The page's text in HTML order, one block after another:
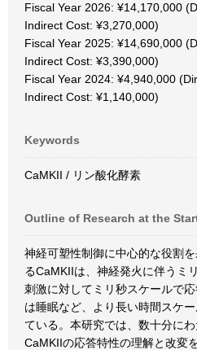
Fiscal Year 2026: ¥14,170,000
Indirect Cost: ¥3,270,000)
Fiscal Year 2025: ¥14,690,000
Indirect Cost: ¥3,390,000)
Fiscal Year 2024: ¥4,940,000
Indirect Cost: ¥1,140,000)
Keywords
CaMKII / リン酸化酵素
Outline of Research at the
神経可塑性制御に中心的な役割
るCaMKIIは、神経発火に伴うミ
刺激に対してミリ秒スケールで
は睡眠など、より長い時間スケ
ている。本研究では、数十分に
CaMKIIの応答特性の理解と改変